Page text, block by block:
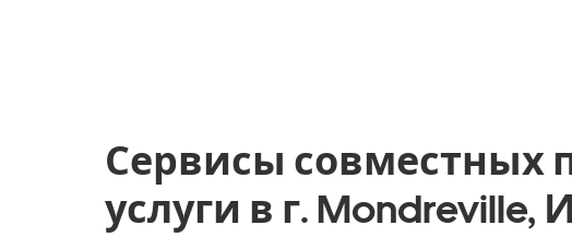
Сервисы совместных
услуги в г.